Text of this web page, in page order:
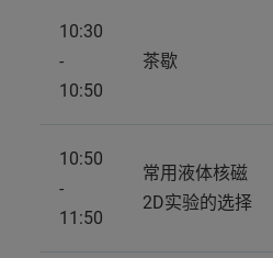
10:30
-
10:50
茶歇
10:50
-
11:50
常用液体核磁
2D实验的选择